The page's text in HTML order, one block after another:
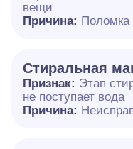
вещи
Причина: Поломка
Стиральная
Признак: Этап
не поступает вода
Причина: